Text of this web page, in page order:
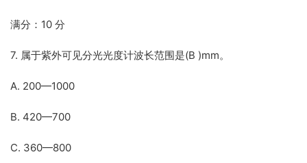
满分：10 分
7. 属于紫外可见分光光度计波长范围是(B )mm。
A. 200—1000
B. 420—700
C. 360—800